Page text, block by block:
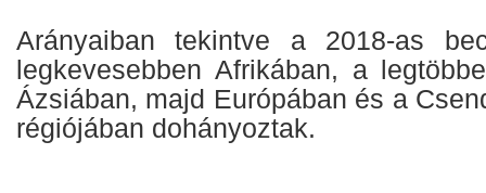
Arányaiban tekintve a 2018-as
legkevesebben Afrikában, a
Ázsiában, majd Európában és a
régiójában dohányoztak.